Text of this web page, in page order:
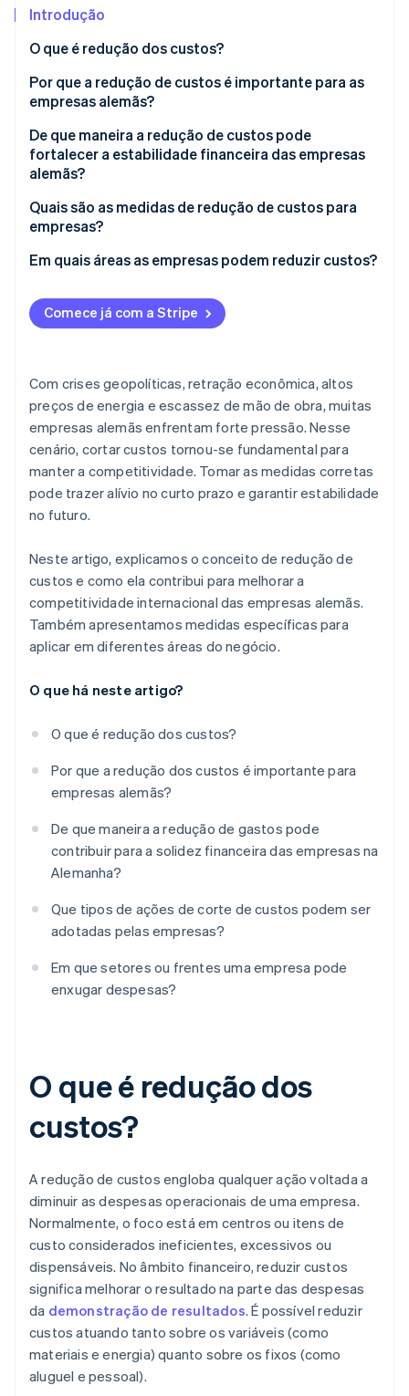
Veja o que está chegando
Radar
Prevenção de fraudes
Atlas
Incorporação de startups
Climate
Remoção de carbono
Identity
Stripe Sessions 2026
Veja como a Stripe está construindo a infraestrutura
Assista agora
Ecossistema
Parceiros
Stripe App Marketplace
Introdução
O que é redução dos custos?
Por que a redução de custos é importante para as
empresas alemãs?
Desafios globais
Desafios internos na Alemanha
Oportunidades no mercado interno e externo
De que maneira a redução de custos pode
fortalecer a estabilidade financeira das empresas
alemãs?
Aumento do lucro
Opções do financiamento:
Aumento da liquidez
Resiliência:
Quais são as medidas de redução de custos para
empresas?
Seja transparente sobre os custos
Aperfeiçoe processos
Use os recursos de forma eficiente
Corte custos de materiais nas compras
Diminua os gastos com energia
Otimize despesas de marketing e vendas
Terceirize serviços
Em quais áreas as empresas podem reduzir custos?
Contabilidade
Produção
Recursos humanos (RH)
Segurança
Expansão
Comece já com a Stripe
Com crises geopolíticas, retração econômica, altos
preços de energia e escassez de mão de obra, muitas
empresas alemãs enfrentam forte pressão. Nesse
cenário, cortar custos tornou-se fundamental para
manter a competitividade. Tomar as medidas corretas
pode trazer alívio no curto prazo e garantir estabilidade
no futuro.
Neste artigo, explicamos o conceito de redução de
custos e como ela contribui para melhorar a
competitividade internacional das empresas alemãs.
Também apresentamos medidas específicas para
aplicar em diferentes áreas do negócio.
O que há neste artigo?
O que é redução dos custos?
Por que a redução dos custos é importante para
empresas alemãs?
De que maneira a redução de gastos pode
contribuir para a solidez financeira das empresas na
Alemanha?
Que tipos de ações de corte de custos podem ser
adotadas pelas empresas?
Em que setores ou frentes uma empresa pode
enxugar despesas?
O que é redução dos
custos?
A redução de custos engloba qualquer ação voltada a
diminuir as despesas operacionais de uma empresa.
Normalmente, o foco está em centros ou itens de
custo considerados ineficientes, excessivos ou
dispensáveis. No âmbito financeiro, reduzir custos
significa melhorar o resultado na parte das despesas
da demonstração de resultados. É possível reduzir
custos atuando tanto sobre os variáveis (como
materiais e energia) quanto sobre os fixos (como
aluguel e pessoal).